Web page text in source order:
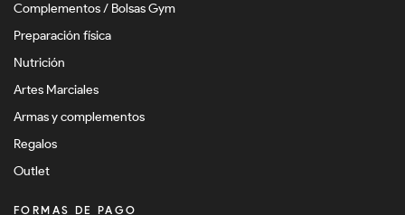
Complementos / Bolsas Gym
Preparación física
Nutrición
Artes Marciales
Armas y complementos
Regalos
Outlet
FORMAS DE PAGO